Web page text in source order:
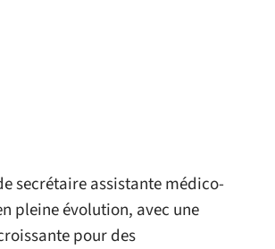
secrétaire assistante médico-
pleine évolution, avec une
pour des